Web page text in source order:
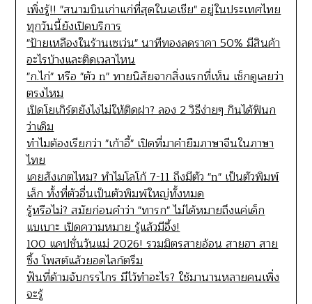
เพิ่งรู้!! "สนามบินเก่าแก่ที่สุดในเอเชีย" อยู่ในประเทศไทย
ทุกวันนี้ยังเปิดบริการ
"ป้ายเหลืองในร้านเซเว่น" นาทีทองลดราคา 50% มีสินค้า
อะไรบ้างและติดเวลาไหน
"ก.ไก่" หรือ "ตัว n" ทายนิสัยจากสิ่งแรกที่เห็น เช็กดูเลยว่า
ตรงไหม
เปิดโยเกิร์ตยังไงไม่ให้ติดฝา? ลอง 2 วิธีง่ายๆ กินได้ฟินก
ว่าเดิม
ทำไมต้องเรียกว่า "เก้าอี้" เปิดที่มาคำยืมภาษาจีนในภาษา
ไทย
เคยสังเกตไหม? ทำไมโลโก้ 7-11 ถึงมีตัว "n" เป็นตัวพิมพ์
เล็ก ทั้งที่ตัวอื่นเป็นตัวพิมพ์ใหญ่ทั้งหมด
รู้หรือไม่? สมัยก่อนคำว่า "ทารก" ไม่ได้หมายถึงแค่เด็ก
แบเบาะ เปิดความหมาย รู้แล้วมีอึ้ง!
100 แคปชั่นวันแม่ 2026! รวมมิตรสายอ้อน สายฮา สาย
ซึ้ง โพสต์แล้วยอดไลก์ตรึม
ฟันที่ด้ามจับกรรไกร มีไว้ทำอะไร? ใช้มานานหลายคนเพิ่ง
จะรู้